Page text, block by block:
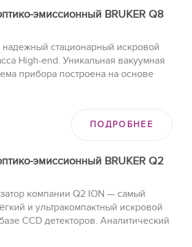
эмиссионный BRUKER Q8
надежный стационарный искровой
High-end. Уникальная вакуумная
прибора построена на основе
ПОДРОБНЕЕ
эмиссионный BRUKER Q2
компании Q2 ION — самый
и ультракомпактный искровой
CCD детекторов. Аналитический